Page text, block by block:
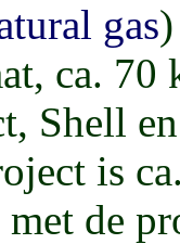
gas
ca.
Shell
is
de